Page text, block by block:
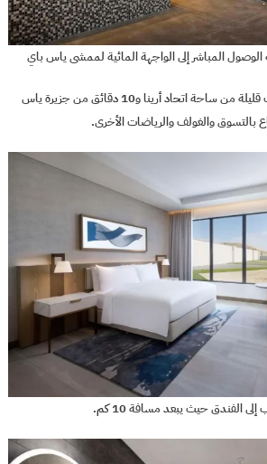
المباشر إلى الواجهة المائية لممشى ياس باي
ويقع الفندق على بعد خطوات قليلة من ساحة اتحاد أرينا و10 دقائق من جزيرة ياس
والغولف والرياضات الأخرى.
الفندق حيث يبعد مسافة 10 كم.